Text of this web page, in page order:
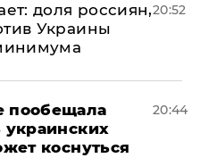
доля россиян,
Украины
20:52
пообещала
украинских
коснуться
20:44